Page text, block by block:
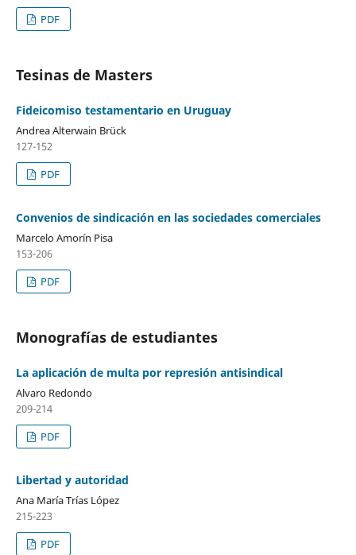
PDF
Tesinas de Masters
Fideicomiso testamentario en Uruguay
Andrea Alterwain Brück
127-152
PDF
Convenios de sindicación en las sociedades comerciales
Marcelo Amorín Pisa
153-206
PDF
Monografías de estudiantes
La aplicación de multa por represión antisindical
Alvaro Redondo
209-214
PDF
Libertad y autoridad
Ana María Trías López
215-223
PDF